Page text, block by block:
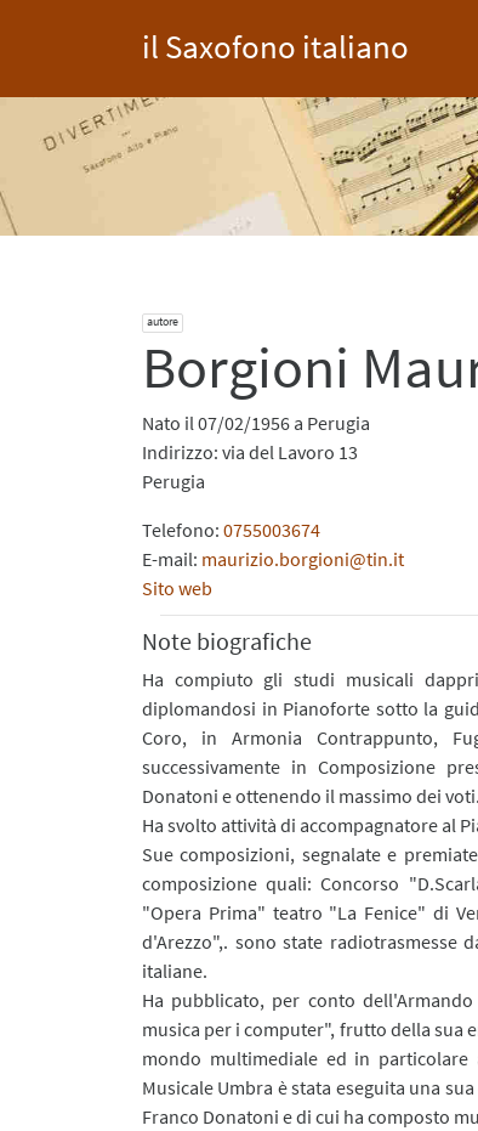
il Saxofono italiano
autore
Borgioni
Nato il 07/02/1956 a Perugia
Indirizzo: via del Lavoro 13
Perugia
Telefono: 0755003674
E-mail: maurizio.borgioni@tin.it
Sito web
Note biografiche
Ha compiuto gli studi musicali
diplomandosi in Pianoforte sotto la
Coro, in Armonia Contrappunto,
successivamente in Composizione
Donatoni e ottenendo il massimo dei voti.
Ha svolto attività di accompagnatore al
Sue composizioni, segnalate e
composizione quali: Concorso
"Opera Prima" teatro "La Fenice" di
d'Arezzo",. sono state radiotrasmesse
italiane.
Ha pubblicato, per conto
musica per i computer", frutto della sua
mondo multimediale ed in particolare
Musicale Umbra è stata eseguita una
Franco Donatoni e di cui ha composto